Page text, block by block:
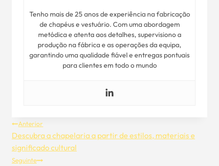
Tenho mais de 25 anos de experiência na fabricação
de chapéus e vestuário. Com uma abordagem
metódica e atenta aos detalhes, supervisiono a
produção na fábrica e as operações da equipa,
garantindo uma qualidade fiável e entregas pontuais
para clientes em todo o mundo
Navegação
De
Anterior
Descubra a chapelaria a partir de estilos, materiais e
significado cultural
Seguinte